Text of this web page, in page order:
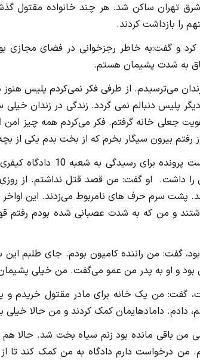
تهران ساکن شد. هر چند خانواده مقتول
را بازداشت کردند.
کرد و گفت:به خاطر رجزخوانی در فضای مجازی
به شدت پشیمان هستم.
زندان می‌ترسیدم. از طرفی فکر نمی‌کردم پلیس
پلیس دنبالم نمی گردد. زندگی در زندان
جعلی خانه گرفتم. فکر می‌کردم همه چیز
بیرون سیگار بخرم که از بخت بدم یکی از
با تکمیل تحقیقات و صدور
او گفت: من قصد قتل نداشتم. از روزی که
پشت سرم حرف های نامربوط می‌زدند. این
و من که به شدت عصبانی شده بودم رفتم
بود، گفت: من راننده کامیون بودم. جای طلبم
بود و او به پدر من عمو می‌گفت. من خیلی
گفت: من یک خانه برای مادر مقتول خریدم
دادم. دامادهایمان کمک کردند و من حالا
20 روز تا عروسی من باقی مانده بود زنم سیاه بخت
درخواست دارم دادگاه به من کمک کند تا